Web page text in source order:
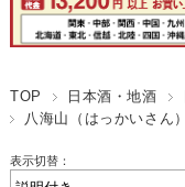
TOP 日本酒・地酒
八海山（はっかいさん）
表示切替：